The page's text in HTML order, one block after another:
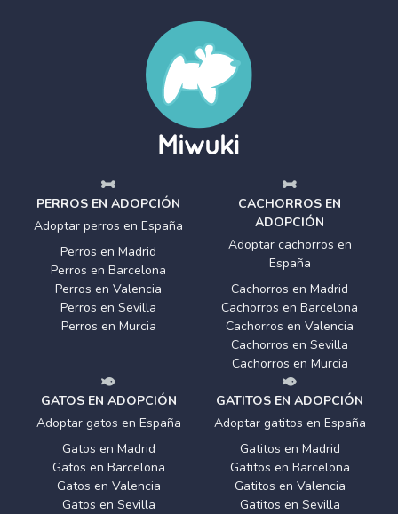
PERROS EN ADOPCIÓN
Adoptar perros en España
Perros en Madrid
Perros en Barcelona
Perros en Valencia
Perros en Sevilla
Perros en Murcia
CACHORROS EN
ADOPCIÓN
Adoptar cachorros en
España
Cachorros en Madrid
Cachorros en Barcelona
Cachorros en Valencia
Cachorros en Sevilla
Cachorros en Murcia
GATOS EN ADOPCIÓN
Adoptar gatos en España
Gatos en Madrid
Gatos en Barcelona
Gatos en Valencia
Gatos en Sevilla
GATITOS EN ADOPCIÓN
Adoptar gatitos en España
Gatitos en Madrid
Gatitos en Barcelona
Gatitos en Valencia
Gatitos en Sevilla